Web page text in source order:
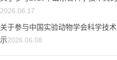
2026.06.17
关于参与中国实验动物学会科学技
示2026.06.08